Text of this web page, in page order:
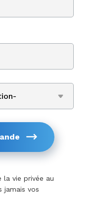
la vie privée au
jamais vos